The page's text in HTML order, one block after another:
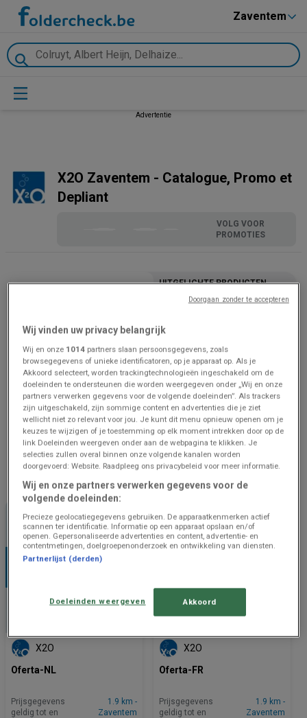
Zaventem
Advertentie
X2O Zaventem - Catalogue, Promo et
Depliant
VOLG VOOR
PROMOTIES
UITGELICHTE PRODUCTEN
"Oferta-DE"
om in te zien.
Analyseer deze
bespaarkansenbinnen de
afdeling Meubles et
Décoration om uw budget te
beschermen.
Gebruik deze digitale folder
omde huidige prijzen te
verifiërenen de meest
voordelige winkeloptie te
kiezen.
uw huishoudelijke uitgaven
te optimaliseren
X2O
Oferta-NL
Prijsgegevens
geldig tot en
1.9 km -
Zaventem
X2O
Oferta-FR
Prijsgegevens
geldig tot en
1.9 km -
Zaventem
Wij vinden uw privacy belangrijk
Wij en onze 1014 partners slaan persoonsgegevens, zoals
browsegegevens of unieke identificatoren, op je apparaat op. Als je
Akkoord selecteert, worden trackingtechnologieën ingeschakeld om de
doeleinden te ondersteunen die worden weergegeven onder „Wij en onze
partners verwerken gegevens voor de volgende doeleinden”. Als trackers
zijn uitgeschakeld, zijn sommige content en advertenties die je ziet
wellicht niet zo relevant voor jou. Je kunt dit menu opnieuw openen om je
keuzes te wijzigen of je toestemming op elk moment intrekken door op de
link Doeleinden weergeven onder aan de webpagina te klikken. Je
selecties zullen overal binnen onze volgende kanalen worden
doorgevoerd: Website. Raadpleeg ons privacybeleid voor meer informatie.
Wij en onze partners verwerken gegevens voor de
volgende doeleinden:
Precieze geolocatiegegevens gebruiken. De apparaatkenmerken actief
scannen ter identificatie. Informatie op een apparaat opslaan en/of
openen. Gepersonaliseerde advertenties en content, advertentie- en
contentmetingen, doelgroepenonderzoek en ontwikkeling van diensten.
Partnerlijst (derden)
Doeleinden weergeven Akkoord
Doorgaan zonder te accepteren